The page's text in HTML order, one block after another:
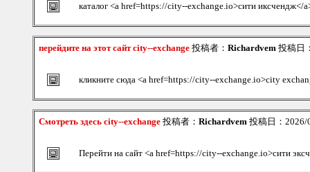
каталог <a href=https://city--exchange.io>сити иксчендж</
перейдите на этот сайт city--exchange 投稿者： Richardvem 投稿日
кликните сюда <a href=https://city--exchange.io>city
Смотреть здесь city--exchange 投稿者： Richardvem 投稿日：
Перейти на сайт <a href=https://city--exchange.io>сити